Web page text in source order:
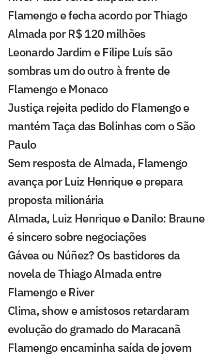
Flamengo e fecha acordo por Thiago
Almada por R$ 120 milhões
Leonardo Jardim e Filipe Luís são
sombras um do outro à frente de
Flamengo e Monaco
Justiça rejeita pedido do Flamengo e
mantém Taça das Bolinhas com o São
Paulo
Sem resposta de Almada, Flamengo
avança por Luiz Henrique e prepara
proposta milionária
Almada, Luiz Henrique e Danilo: Braune
é sincero sobre negociações
Gávea ou Núñez? Os bastidores da
novela de Thiago Almada entre
Flamengo e River
Clima, show e amistosos retardaram
evolução do gramado do Maracanã
Flamengo encaminha saída de jovem